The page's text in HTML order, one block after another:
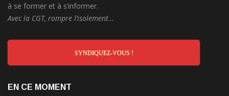
à se former et à s’informer.
Avec la CGT, rompre l’isolement…
SYNDIQUEZ-VOUS !
EN CE MOMENT